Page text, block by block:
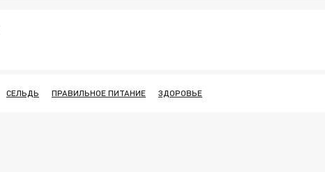
СЕЛЬДЬ ПРАВИЛЬНОЕ ПИТАНИЕ ЗДОРОВЬЕ